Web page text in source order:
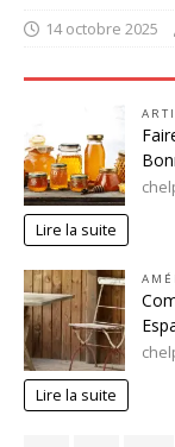
14 octobre 2025
Lire la suite
Lire la suite